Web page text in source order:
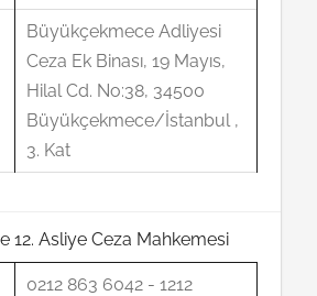
Büyükçekmece Adliyesi
Ceza Ek Binası, 19 Mayıs,
Hilal Cd. No:38, 34500
Büyükçekmece/İstanbul ,
3. Kat
12. Asliye Ceza Mahkemesi
0212 863 6042 - 1212